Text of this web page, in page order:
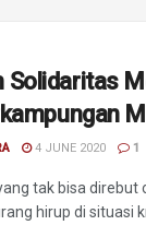
Solidaritas
4 JUNE 2020 1
tak bisa direbut
hirup di situasi